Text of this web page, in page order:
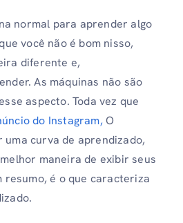
normal para aprender algo
você não é bom nisso,
diferente e,
As máquinas não são
aspecto. Toda vez que
do Instagram, O
uma curva de aprendizado,
maneira de exibir seus
resumo, é o que caracteriza